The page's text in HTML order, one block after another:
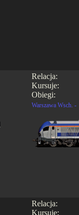
Relacja:
Kursuje:
Obiegi:
Warszawa Wsch. -
Relacja:
Kursuje: